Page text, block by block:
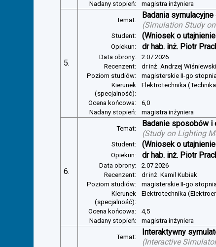
Nadany stopień:
magistra inżyniera
5.
Temat:
Badania
(Simulation Study
Student: (Wniosek o
Opiekun: dr hab. inż. Piotr
Data obrony:
2.07.2026
Recenzent:
dr inż. Andrzej Wiśniewski
Poziom studiów:
magisterskie II-go
Kierunek
(specjalność):
Elektrotechnika
Ocena końcowa:
6,0
Nadany stopień:
magistra inżyniera
6.
Temat:
Badanie sposobów
(Study on Lighting
Student: (Wniosek o
Opiekun: dr hab. inż. Piotr
Data obrony:
2.07.2026
Recenzent:
dr inż. Kamil Kubiak
Poziom studiów:
magisterskie II-go
Kierunek
(specjalność):
Elektrotechnika
Ocena końcowa:
4,5
Nadany stopień:
magistra inżyniera
Temat:
Interaktywny
(Interactive